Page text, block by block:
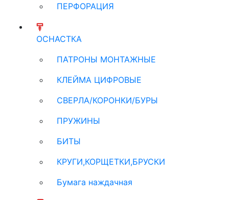
ПЕРФОРАЦИЯ
ОСНАСТКА
ПАТРОНЫ МОНТАЖНЫЕ
КЛЕЙМА ЦИФРОВЫЕ
СВЕРЛА/КОРОНКИ/БУРЫ
ПРУЖИНЫ
БИТЫ
КРУГИ,КОРЩЕТКИ,БРУСКИ
Бумага наждачная